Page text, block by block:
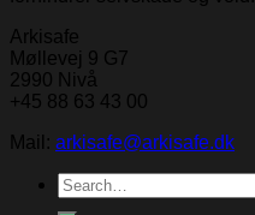
Arkisafe
Møllevej 9 G7
2990 Nivå
+45 88 63 43 00
Mail: arkisafe@arkisafe.dk
Search
for: